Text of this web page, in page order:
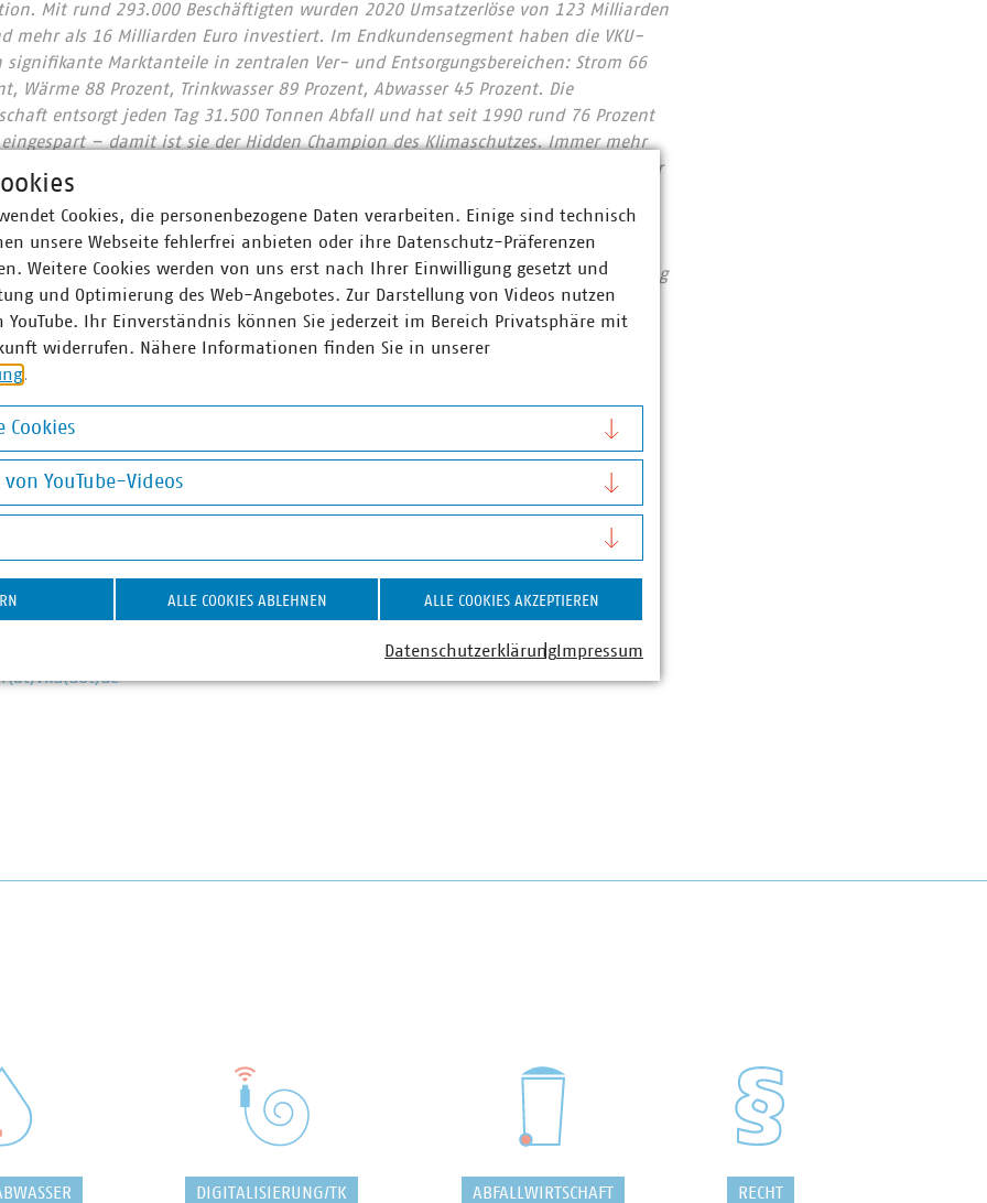
Mit rund 293.000 Beschäftigten wurden 2020 Umsatzerlöse von 123 Milliarden
mehr als 16 Milliarden Euro investiert. Im Endkundensegment haben die VKU-
signifikante Marktanteile in zentralen Ver- und Entsorgungsbereichen: Strom 66
Wärme 88 Prozent, Trinkwasser 89 Prozent, Abwasser 45 Prozent. Die
entsorgt jeden Tag 31.500 Tonnen Abfall und hat seit 1990 rund 76 Prozent
– damit ist sie der Hidden Champion des Klimaschutzes. Immer mehr
engagieren sich im Breitbandausbau: 206 Unternehmen investieren pro Jahr über
wollen 80 Prozent der kommunalen Unternehmen den
Anschlüsse für Antennen an ihr Glasfasernetz anbieten.
Zahlen Daten Fakten
am Laufen – denn nichts geschieht, wenn es nicht vor Ort passiert: Unser Beitrag
Unsere Positionen:
www.vku.de
Kammer
Abteilungsleiterin
mit
Energie (Wärme,
sowie Digitales
58580-225
DIGITALISIERUNG/TK ABFALLWIRTSCHAFT RECHT
Cookies, die personenbezogene Daten verarbeiten. Einige sind technisch
unsere Webseite fehlerfrei anbieten oder ihre Datenschutz-Präferenzen
Weitere Cookies werden von uns erst nach Ihrer Einwilligung gesetzt und
und Optimierung des Web-Angebotes. Zur Darstellung von Videos nutzen
YouTube. Ihr Einverständnis können Sie jederzeit im Bereich Privatsphäre mit
widerrufen. Nähere Informationen finden Sie in unserer
.
Cookies
von YouTube-Videos
YouTube-Videos
ALLE COOKIES ABLEHNEN ALLE COOKIES AKZEPTIEREN
DatenschutzerklärungImpressum